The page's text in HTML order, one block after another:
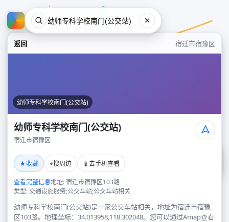
返回 宿迁市宿豫区
幼师专科学校南门(公交站)
幼师专科学校南门(公交站)
宿迁市宿豫区
★收藏 ⌖搜周边 📱 去手机查看
查看完整信息地址: 宿迁市宿豫区103路
类型: 交通设施服务;公交车站;公交车站相关
幼师专科学校南门(公交站)是一家公交车站相关，地址为宿迁市宿豫
区103路。地理坐标：34.013958,118.302048。您可以通过Amap查看